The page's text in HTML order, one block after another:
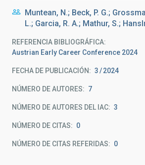
Muntean, N.; Beck, P. G.;
L.; Garcia, R. A.; Mathur, S.;
REFERENCIA BIBLIOGRÁFICA
Austrian Early Career Conference 2024
FECHA DE PUBLICACIÓN: 3 2024
NÚMERO DE AUTORES 7
NÚMERO DE AUTORES DEL IAC 3
NÚMERO DE CITAS 0
NÚMERO DE CITAS REFERIDAS 0